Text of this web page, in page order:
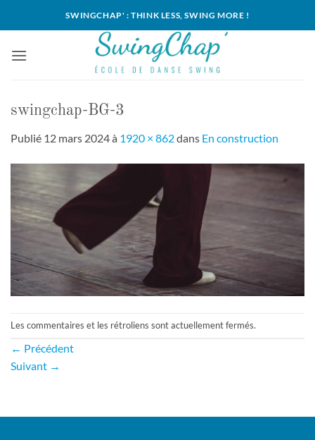
SWINGCHAP' : THINK LESS, SWING MORE !
swingchap-BG-3
Publié 12 mars 2024à 1920 × 862dans En construction
Les commentaires et les rétroliens sont actuellement fermés.
← Précédent
Suivant →